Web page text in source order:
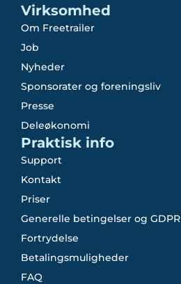
Virksomhed
Om Freetrailer
Job
Nyheder
Sponsorater og foreningsliv
Presse
Deleøkonomi
Praktisk info
Support
Kontakt
Priser
Generelle betingelser og GDPR
Fortrydelse
Betalingsmuligheder
FAQ